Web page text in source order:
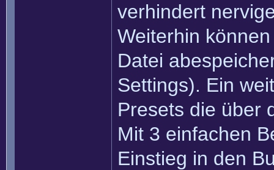
verhindert
Weiterhin
Datei
Settings). Ein
Presets die über
Mit 3 einfachen
Einstieg in den